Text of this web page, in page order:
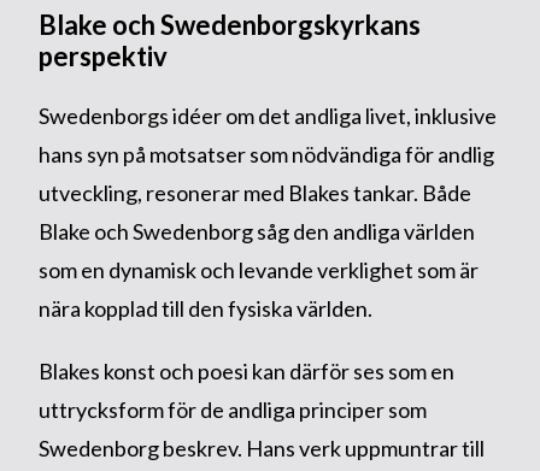
Blake och Swedenborgskyrkans
perspektiv
Swedenborgs idéer om det andliga livet, inklusive
hans syn på motsatser som nödvändiga för andlig
utveckling, resonerar med Blakes tankar. Både
Blake och Swedenborg såg den andliga världen
som en dynamisk och levande verklighet som är
nära kopplad till den fysiska världen.
Blakes konst och poesi kan därför ses som en
uttrycksform för de andliga principer som
Swedenborg beskrev. Hans verk uppmuntrar till